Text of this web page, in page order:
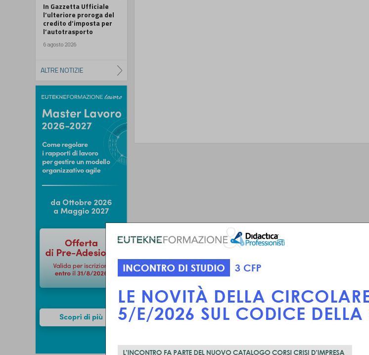
In Gazzetta Ufficiale
l’ulteriore proroga del
credito d’imposta per
l’autotrasporto
6 agosto 2026
ALTRE NOTIZIE